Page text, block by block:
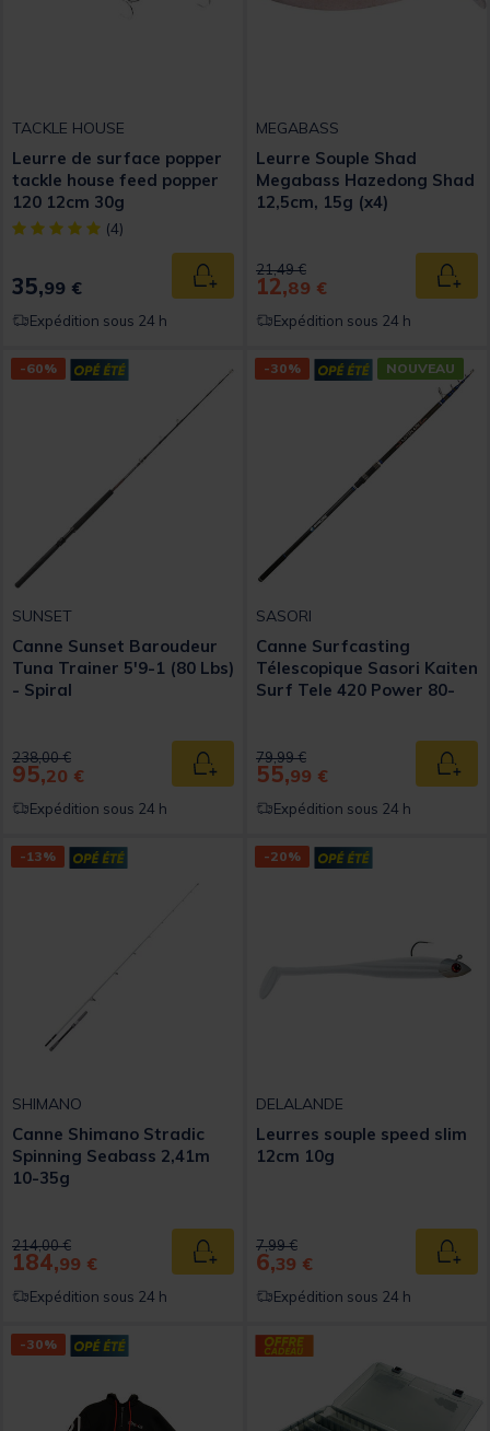
TACKLE HOUSE
Leurre de surface popper
tackle house feed popper
120 12cm 30g
[object Object] out of 5 Customer Rating
(4)
35,99 € Ajouter au panier
Expédition sous 24 h
MEGABASS
Leurre Souple Shad
Megabass Hazedong Shad
12,5cm, 15g (x4)
Price reduced from
21,49 €to
12,89 €
Expédition sous 24 h
-60%
SUNSET
Canne Sunset Baroudeur
Tuna Trainer 5'9-1 (80 Lbs)
- Spiral
Price reduced from
238,00 €to
95,20 € Ajouter au panier
Expédition sous 24 h
-30% NOUVEAU
SASORI
Canne Surfcasting
Télescopique Sasori Kaiten
Surf Tele 420 Power 80-
Price reduced from
79,99 €to
55,99 €
Expédition sous 24 h
-13%
SHIMANO
Canne Shimano Stradic
Spinning Seabass 2,41m
10-35g
Price reduced from
214,00 €to
184,99 € Ajouter au panier
Expédition sous 24 h
-20%
DELALANDE
Leurres souple speed slim
12cm 10g
Price reduced from
7,99 €to
6,39 €
Expédition sous 24 h
-30%